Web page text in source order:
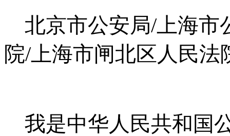
北京市公安局/上海市
院/上海市闸北区人民法
我是中华人民共和国